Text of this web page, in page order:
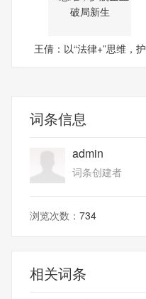
王倩：以“法律+”思维，护
词条信息
admin
词条创建者
浏览次数： 734
相关词条